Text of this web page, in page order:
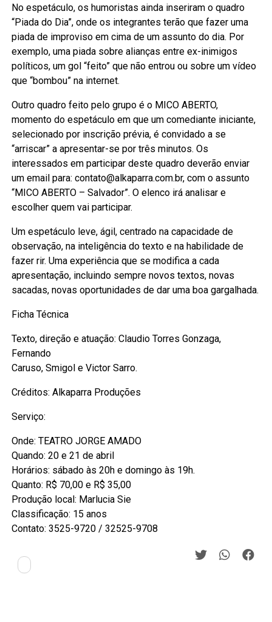
No espetáculo, os humoristas ainda inseriram o quadro
“Piada do Dia”, onde os integrantes terão que fazer uma
piada de improviso em cima de um assunto do dia. Por
exemplo, uma piada sobre alianças entre ex-inimigos
políticos, um gol “feito” que não entrou ou sobre um vídeo
que “bombou” na internet.
Outro quadro feito pelo grupo é o MICO ABERTO,
momento do espetáculo em que um comediante iniciante,
selecionado por inscrição prévia, é convidado a se
“arriscar” a apresentar-se por três minutos. Os
interessados em participar deste quadro deverão enviar
um email para: contato@alkaparra.com.br, com o assunto
“MICO ABERTO – Salvador”. O elenco irá analisar e
escolher quem vai participar.
Um espetáculo leve, ágil, centrado na capacidade de
observação, na inteligência do texto e na habilidade de
fazer rir. Uma experiência que se modifica a cada
apresentação, incluindo sempre novos textos, novas
sacadas, novas oportunidades de dar uma boa gargalhada.
Ficha Técnica
Texto, direção e atuação: Claudio Torres Gonzaga,
Fernando
Caruso, Smigol e Victor Sarro.
Créditos: Alkaparra Produções
Serviço:
Onde: TEATRO JORGE AMADO
Quando: 20 e 21 de abril
Horários: sábado às 20h e domingo às 19h.
Quanto: R$ 70,00 e R$ 35,00
Produção local: Marlucia Sie
Classificação: 15 anos
Contato: 3525-9720 / 32525-9708